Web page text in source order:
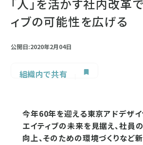
「人」を活かす社内改革
ィブの可能性を広げる
公開日:2020年2月04日
組織内で共有
今年60年を迎える東京アドデザイ
エイティブの未来を見据え、社員
向上、そのための環境づくりなど